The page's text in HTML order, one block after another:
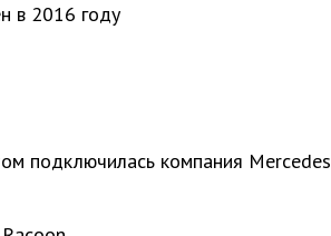
в 2016 году
подключилась компания Mercedes